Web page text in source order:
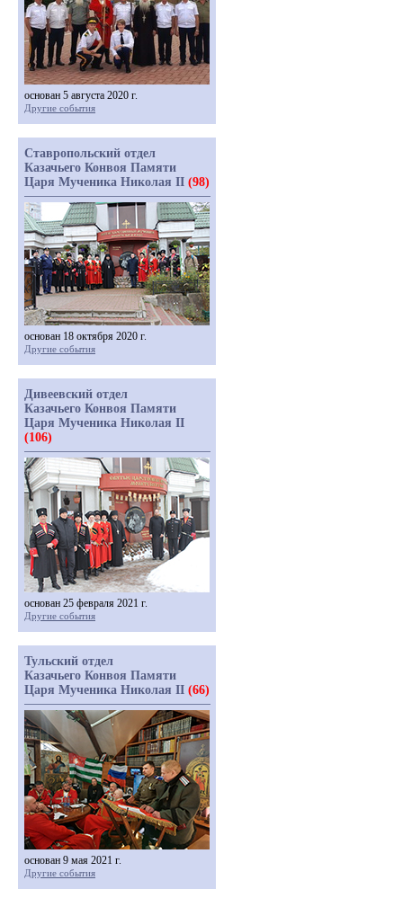
основан 5 августа 2020 г.
Другие события
Ставропольский отдел
Казачьего Конвоя Памяти
Царя Мученика Николая II (98)
основан 18 октября 2020 г.
Другие события
Дивеевский отдел
Казачьего Конвоя Памяти
Царя Мученика Николая II
(106)
основан 25 февраля 2021 г.
Другие события
Тульский отдел
Казачьего Конвоя Памяти
Царя Мученика Николая II (66)
основан 9 мая 2021 г.
Другие события